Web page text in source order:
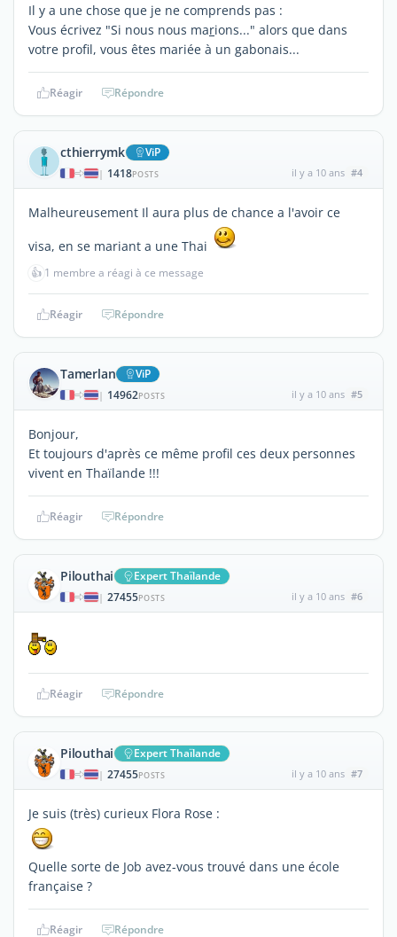
Il y a une chose que je ne comprends pas :
Vous écrivez "Si nous nous marions..." alors que dans
votre profil, vous êtes mariée à un gabonais...
Réagir Répondre
cthierrymk ViP
| 1418POSTS il y a 10 ans #4
Malheureusement Il aura plus de chance a l'avoir ce
visa, en se mariant a une Thai
👍 1 membre a réagi à ce message
Réagir Répondre
Tamerlan ViP
| 14962POSTS il y a 10 ans #5
Bonjour,
Et toujours d'après ce même profil ces deux personnes
vivent en Thaïlande !!!
Réagir Répondre
Pilouthai Expert Thaïlande
| 27455POSTS il y a 10 ans #6
Réagir Répondre
Pilouthai Expert Thaïlande
| 27455POSTS il y a 10 ans #7
Je suis (très) curieux Flora Rose :
Quelle sorte de Job avez-vous trouvé dans une école
française ?
Réagir Répondre